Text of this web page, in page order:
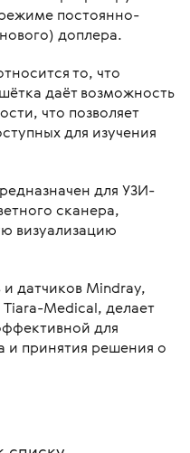
постоянно-
доплера.
то, что
даёт возможность
что позволяет
для изучения
для УЗИ-
сканера,
визуализацию
и датчиков Mindray,
Medical, делает
для
и принятия решения о